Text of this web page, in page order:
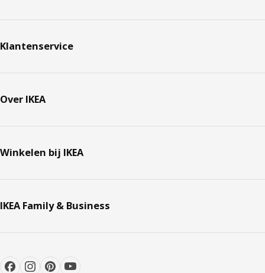
Klantenservice
Over IKEA
Winkelen bij IKEA
IKEA Family & Business